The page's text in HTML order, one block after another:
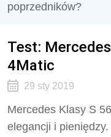
poprzedników?
Test:
4Matic
29 sty 2019
Mercedes Klasy S
elegancji i